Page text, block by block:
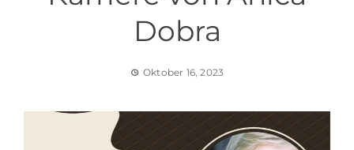
Dobra
Oktober 16, 2023